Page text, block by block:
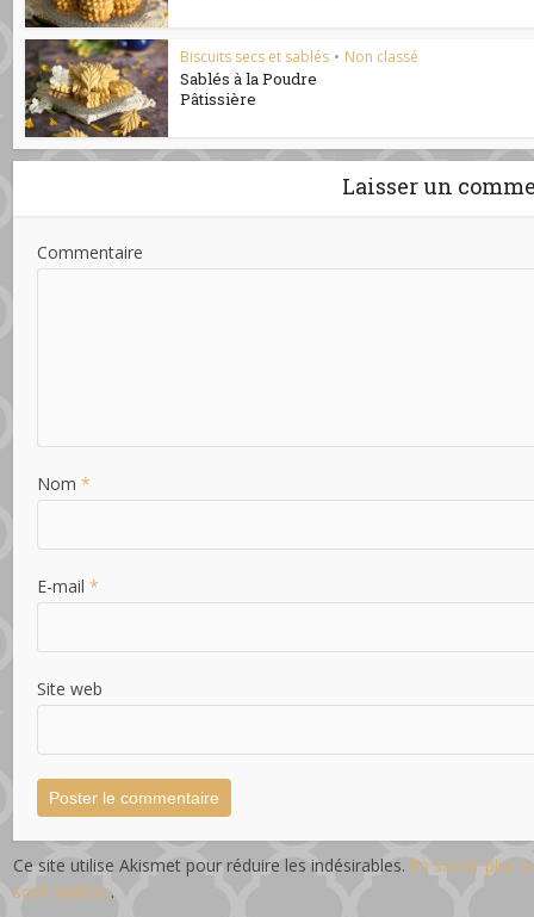
Biscuits secs et sablés • Non classé
Sablés à la Poudre
Pâtissière
Laisser un
Commentaire
Nom*
E-mail*
Site web
Ce site utilise Akismet pour réduire les indésirables. En savoir plus
sont traitées.